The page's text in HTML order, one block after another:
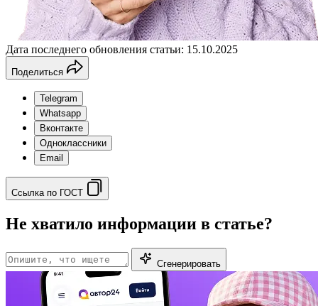
Дата последнего обновления статьи: 15.10.2025
Поделиться
Telegram
Whatsapp
Вконтакте
Одноклассники
Email
Ссылка по ГОСТ
Не хватило информации в статье?
Сгенерировать